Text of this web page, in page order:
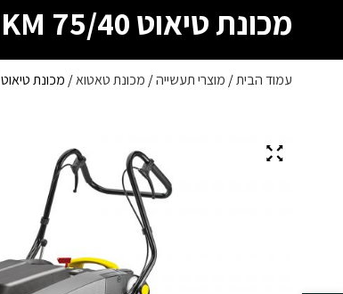
מכונת טיאוט KM 75/40
עמוד הבית/ מוצרי תעשייה/ מכונת טאטוא/ מכונת טיאוט KM 75/40